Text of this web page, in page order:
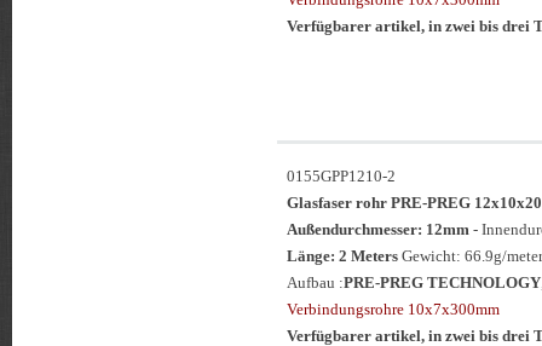
Verfügbarer artikel, in zwei bis drei
0155GPP1210-2
Glasfaser rohr PRE-PREG
Außendurchmesser: 12mm -
Länge: 2 Meters Gewicht: 66.9g/
Aufbau :PRE-PREG TECHNOLOGY
Verbindungsrohre 10x7x300mm
Verfügbarer artikel, in zwei bis drei